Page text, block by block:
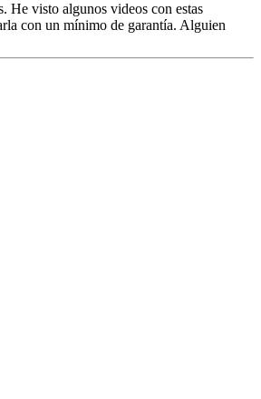
He visto algunos videos con estas
con un mínimo de garantía. Alguien